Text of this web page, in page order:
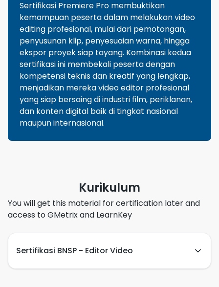
Sertifikasi Premiere Pro membuktikan
kemampuan peserta dalam melakukan video
editing profesional, mulai dari pemotongan,
penyusunan klip, penyesuaian warna, hingga
ekspor proyek siap tayang. Kombinasi kedua
sertifikasi ini membekali peserta dengan
kompetensi teknis dan kreatif yang lengkap,
menjadikan mereka video editor profesional
yang siap bersaing di industri film, periklanan,
dan konten digital baik di tingkat nasional
maupun internasional.
Kurikulum
You will get this material for certification later and
access to GMetrix and LearnKey
Sertifikasi BNSP - Editor Video